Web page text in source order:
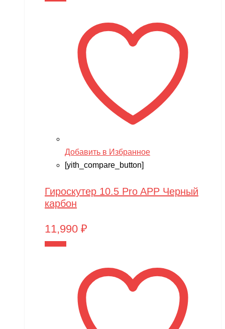
Добавить в Избранное
[yith_compare_button]
Гироскутер 10.5 Pro APP Черный
карбон
11,990 ₽